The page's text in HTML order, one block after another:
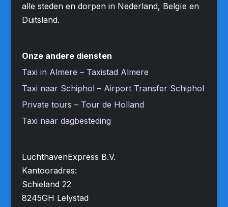
alle steden en dorpen in Nederland, Belgïe en
Duitsland.
Onze andere diensten
Taxi in Almere – Taxistad Almere
Taxi naar Schiphol – Airport Transfer Schiphol
Private tours – Tour de Holland
Taxi naar dagbesteding
LuchthavenExpress B.V.
Kantooradres:
Schieland 22
8245GH Lelystad